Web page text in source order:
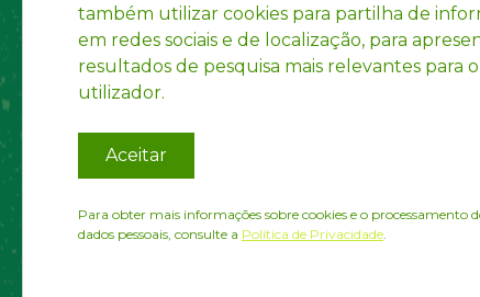
também utilizar cookies para partilha de
em redes sociais e de localização, para
resultados de pesquisa mais relevantes para o
utilizador.
Aceitar
Para obter mais informações sobre cookies e o processamento
dados pessoais, consulte a Política de Privacidade.